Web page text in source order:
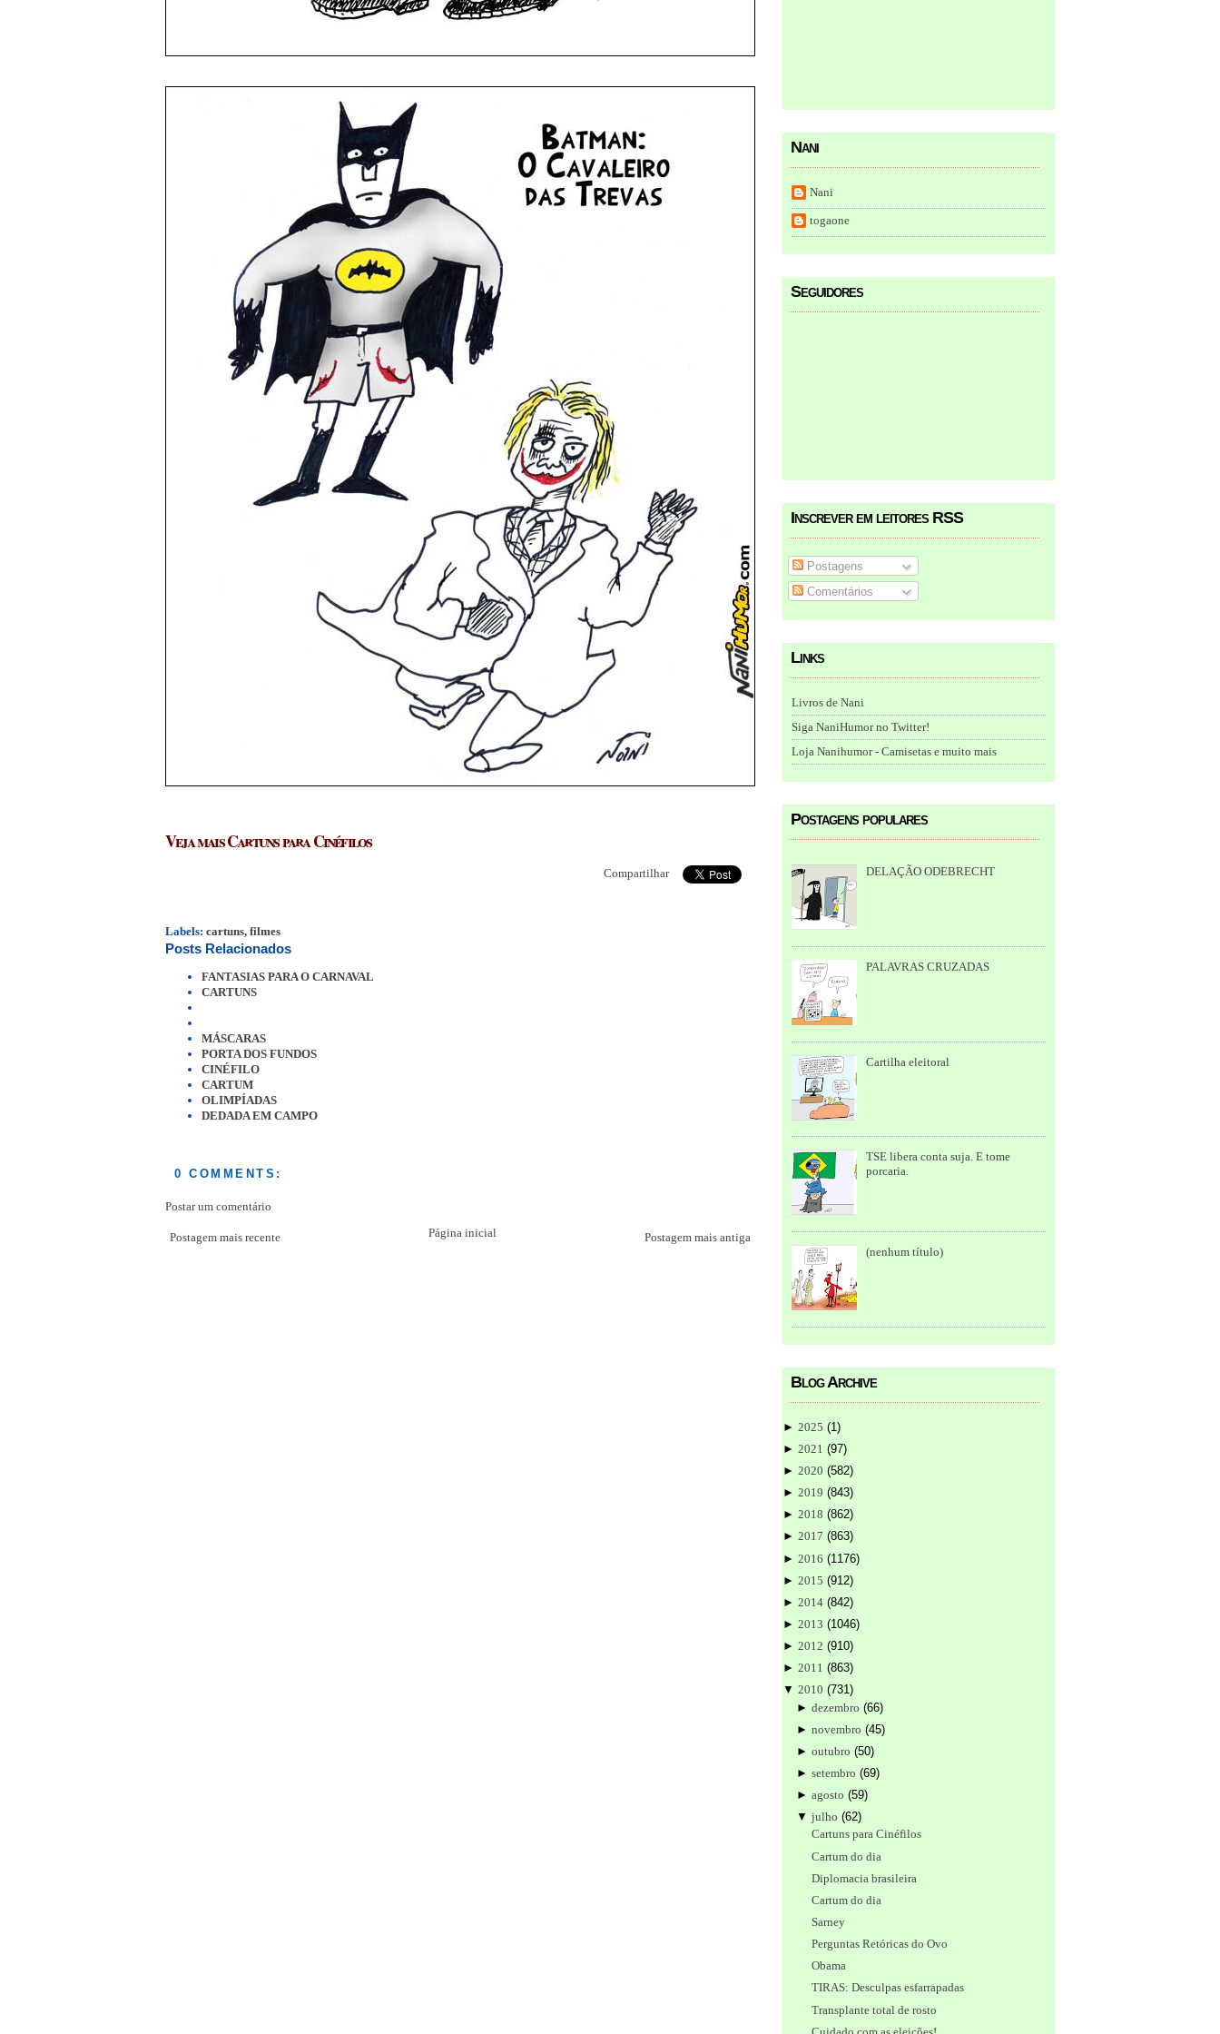
Veja mais Cartuns para Cinéfilos
Compartilhar
Labels: cartuns, filmes
Posts Relacionados
FANTASIAS PARA O CARNAVAL
CARTUNS
MÁSCARAS
PORTA DOS FUNDOS
CINÉFILO
CARTUM
OLIMPÍADAS
DEDADA EM CAMPO
0 COMMENTS:
Postar um comentário
Postagem mais recente Postagem mais antiga
Página inicial
Nani
Nani
togaone
Seguidores
Inscrever em leitores RSS
Postagens
Comentários
Links
Livros de Nani
Siga NaniHumor no Twitter!
Loja Nanihumor - Camisetas e muito mais
Postagens populares
DELAÇÃO ODEBRECHT
PALAVRAS CRUZADAS
Cartilha eleitoral
TSE libera conta suja. E tome
porcaria.
(nenhum título)
Blog Archive
► 2025 (1 )
► 2021 (97)
► 2020 (582)
► 2019 (843)
► 2018 (862)
► 2017 (863)
► 2016 (1176)
► 2015 (912)
► 2014 (842)
► 2013 (1046)
► 2012 (910)
► 2011 (863)
▼ 2010 (731)
►dezembro (66)
►novembro (45)
►outubro (50)
►setembro (69)
►agosto (59)
▼julho (62)
Cartuns para Cinéfilos
Cartum do dia
Diplomacia brasileira
Cartum do dia
Sarney
Perguntas Retóricas do Ovo
Obama
TIRAS: Desculpas esfarrapadas
Transplante total de rosto